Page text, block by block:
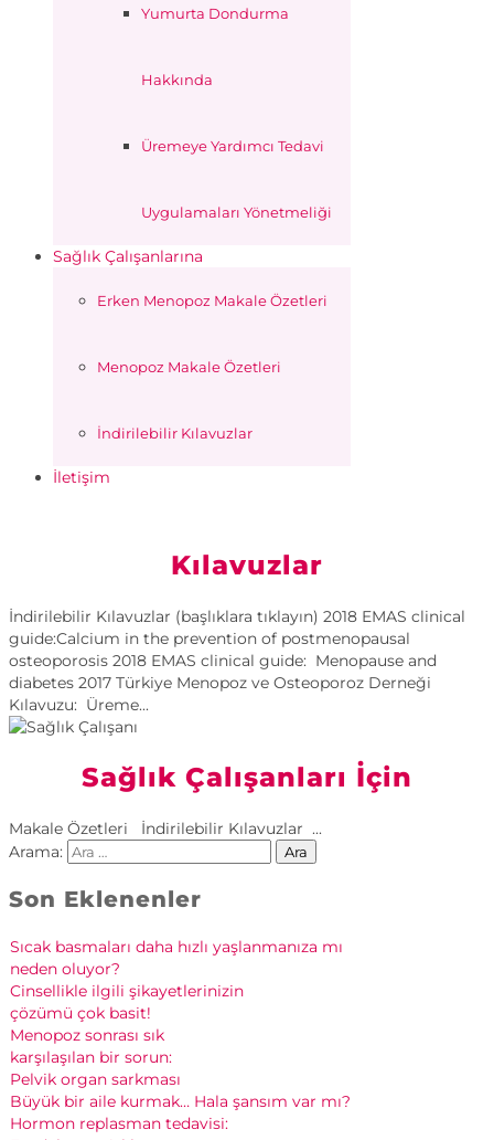
Yumurta Dondurma
Hakkında
Üremeye Yardımcı Tedavi
Uygulamaları Yönetmeliği
Sağlık Çalışanlarına
Erken Menopoz Makale Özetleri
Menopoz Makale Özetleri
İndirilebilir Kılavuzlar
İletişim
Kılavuzlar
İndirilebilir Kılavuzlar (başlıklara tıklayın) 2018 EMAS clinical
guide:Calcium in the prevention of postmenopausal
osteoporosis 2018 EMAS clinical guide: Menopause and
diabetes 2017 Türkiye Menopoz ve Osteoporoz Derneği
Kılavuzu: Üreme...
Sağlık Çalışanları İçin
Makale Özetleri İndirilebilir Kılavuzlar ...
Arama:
Son Eklenenler
Sıcak basmaları daha hızlı yaşlanmanıza mı
neden oluyor?
Cinsellikle ilgili şikayetlerinizin
çözümü çok basit!
Menopoz sonrası sık
karşılaşılan bir sorun:
Pelvik organ sarkması
Büyük bir aile kurmak… Hala şansım var mı?
Hormon replasman tedavisi: